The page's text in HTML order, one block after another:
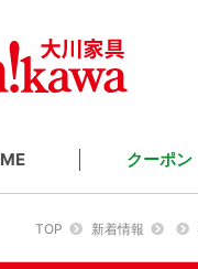
クーポン
TOP 新着情報